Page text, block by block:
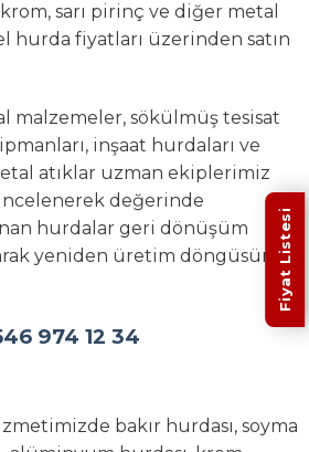
sarı pirinç ve diğer metal
hurda fiyatları üzerinden satın
malzemeler, sökülmüş tesisat
inşaat hurdaları ve
atıklar uzman ekiplerimiz
değerinde
hurdalar geri dönüşüm
yeniden üretim döngüsüne
974 12 34
bakır hurdası, soyma
Fiyat Listesi